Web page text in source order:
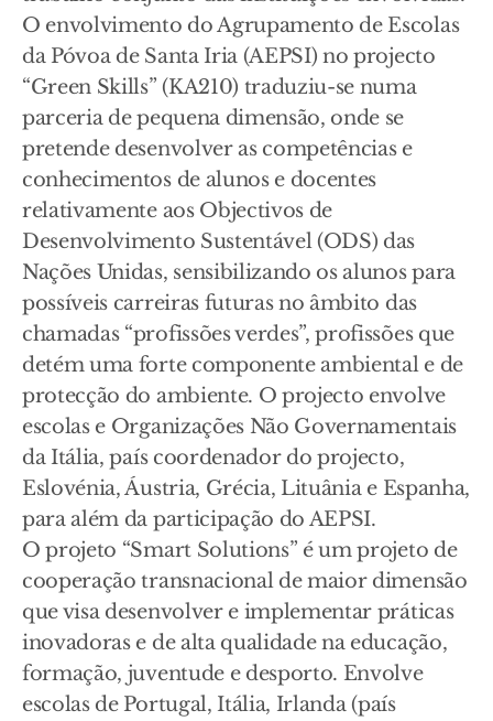
O envolvimento do Agrupamento de Escolas
da Póvoa de Santa Iria (AEPSI) no projecto
“Green Skills” (KA210) traduziu-se numa
parceria de pequena dimensão, onde se
pretende desenvolver as competências e
conhecimentos de alunos e docentes
relativamente aos Objectivos de
Desenvolvimento Sustentável (ODS) das
Nações Unidas, sensibilizando os alunos para
possíveis carreiras futuras no âmbito das
chamadas “profissões verdes”, profissões que
detém uma forte componente ambiental e de
protecção do ambiente. O projecto envolve
escolas e Organizações Não Governamentais
da Itália, país coordenador do projecto,
Eslovénia, Áustria, Grécia, Lituânia e Espanha,
para além da participação do AEPSI.
O projeto “Smart Solutions” é um projeto de
cooperação transnacional de maior dimensão
que visa desenvolver e implementar práticas
inovadoras e de alta qualidade na educação,
formação, juventude e desporto. Envolve
escolas de Portugal, Itália, Irlanda (país